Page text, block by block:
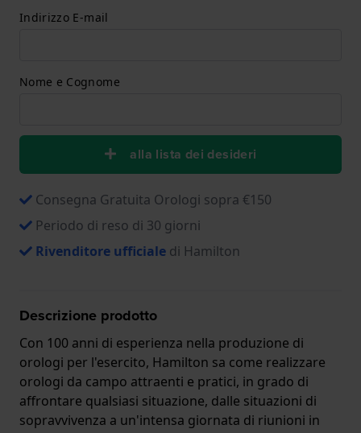
Indirizzo E-mail
Nome e Cognome
alla lista dei desideri
Consegna Gratuita Orologi sopra €150
Periodo di reso di 30 giorni
Rivenditore ufficiale di Hamilton
Descrizione prodotto
Con 100 anni di esperienza nella produzione di
orologi per l'esercito, Hamilton sa come realizzare
orologi da campo attraenti e pratici, in grado di
affrontare qualsiasi situazione, dalle situazioni di
sopravvivenza a un'intensa giornata di riunioni in